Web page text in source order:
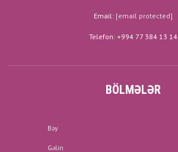
Email: [email protected]
Telefon: +994 77 384 13 14
BÖLMƏLƏR
Bəy
Gəlin